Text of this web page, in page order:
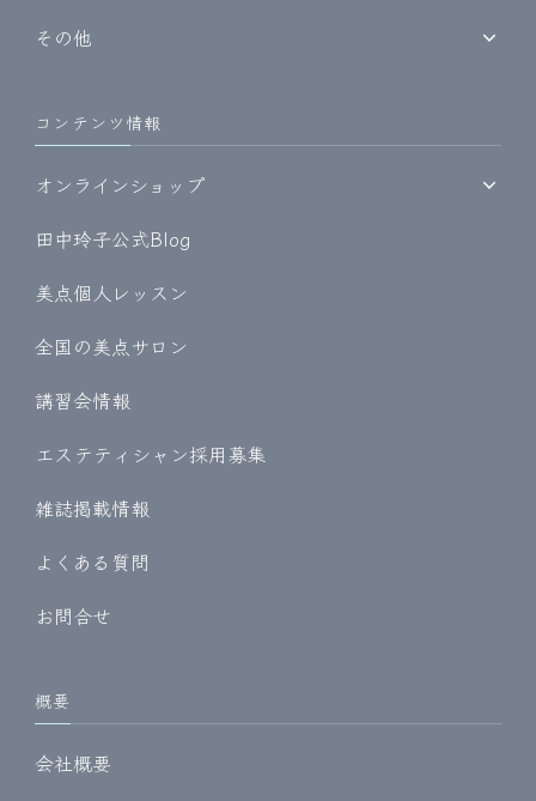
その他
コンテンツ情報
オンラインショップ
田中玲子公式Blog
美点個人レッスン
全国の美点サロン
講習会情報
エステティシャン採用募集
雑誌掲載情報
よくある質問
お問合せ
概要
会社概要